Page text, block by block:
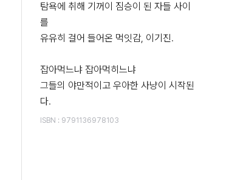
탐욕에 취해 기꺼이 짐승이 된 자들 사이
를
유유히 걸어 들어온 먹잇감, 이기진.
잡아먹느냐 잡아먹히느냐
그들의 야만적이고 우아한 사냥이 시작된
다.
ISBN : 9791136978103